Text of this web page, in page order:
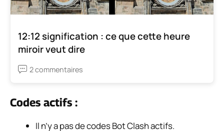
12:12 signification : ce que cette heure
miroir veut dire
2 commentaires
Codes actifs :
Il n’y a pas de codes Bot Clash actifs.